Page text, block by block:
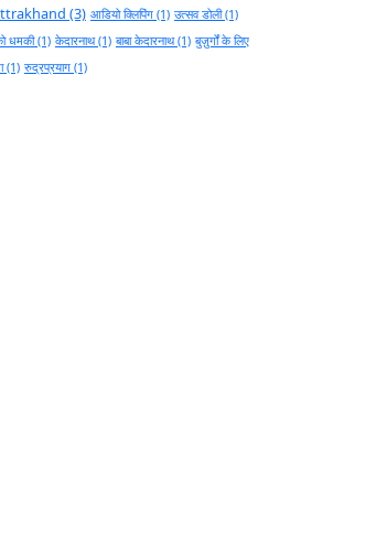
(3) आडियो क्लिपिंग (1) उत्सव डोली(1)
धमकी(1) केदारनाथ(1) बाबा केदारनाथ(1) बुज़ुर्गों के लिए
(1) रुद्रप्रयाग (1)